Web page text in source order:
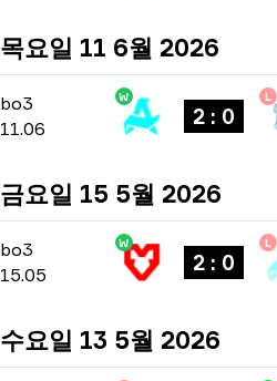
목요일 11 6월 2026
bo3
bo3
11.06
W
2 : 0
L
금요일 15 5월 2026
bo3 -bo3
15.05
W
2 : 0
L
수요일 13 5월 2026